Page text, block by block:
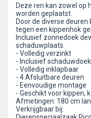
Deze ren kan zowel op
worden geplaatst.
Door de diverse
tegen een kippenhok
Inclusief zonnedoek
schaduwplaats.
- Volledig verzinkt
- Inclusief schaduwdoek
- Volledig inklapbaar
- 4 Afsluitbare deuren
- Eenvoudige montage
- Geschikt voor kippen,
Afmetingen: 180 cm
Verkrijgbaar bij: